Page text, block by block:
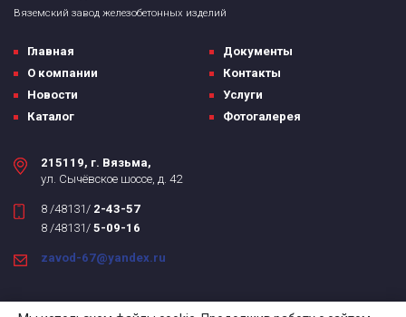
Вяземский завод железобетонных изделий
Главная
О компании
Новости
Каталог
Документы
Контакты
Услуги
Фотогалерея
215119, г. Вязьма,
ул. Сычёвское шоссе, д. 42
8 /48131/ 2-43-57
8 /48131/ 5-09-16
zavod-67@yandex.ru